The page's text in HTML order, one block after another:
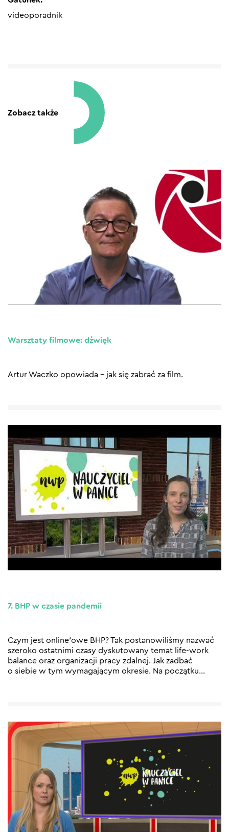
videoporadnik
Zobacz także
Warsztaty filmowe: dźwięk
Artur Waczko opowiada – jak się zabrać za film.
7. BHP w czasie pandemii
Czym jest online’owe BHP? Tak postanowiliśmy nazwać
szeroko ostatnimi czasy dyskutowany temat life-work
balance oraz organizacji pracy zdalnej. Jak zadbać
o siebie w tym wymagającym okresie. Na początku…